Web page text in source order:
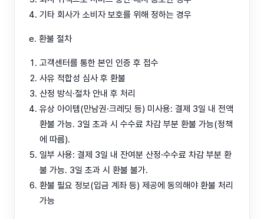
기타 회사가 소비자 보호를 위해 정하는 경우
e. 환불 절차
고객센터를 통한 본인 인증 후 접수
사유 적합성 심사 후 환불
산정 방식·절차 안내 후 처리
유상 아이템(만남권·크레딧 등) 미사용: 결제 3일 내 전액
환불 가능. 3일 초과 시 수수료 차감 부분 환불 가능(정책
에 따름).
일부 사용: 결제 3일 내 잔여분 산정·수수료 차감 부분 환
불 가능. 3일 초과 시 환불 불가.
환불 필요 정보(입금 계좌 등) 제공에 동의해야 환불 처리
가능